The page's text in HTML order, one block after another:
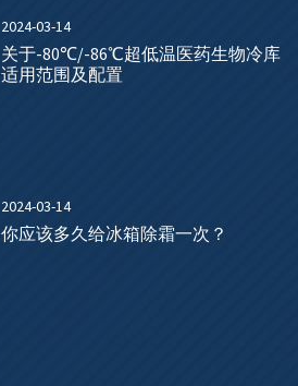
2024-03-14
关于-80℃/-86℃超低温医药生物冷库
适用范围及配置
2024-03-14
你应该多久给冰箱除霜一次？